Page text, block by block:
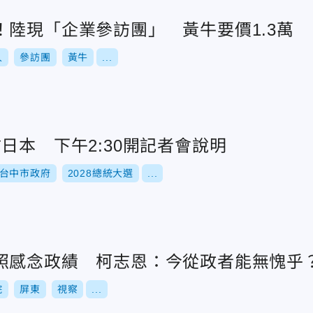
陸現「企業參訪團」 黃牛要價1.3萬
參訪團 黃牛
本 下午2:30開記者會說明
中市政府 2028總統大選
感念政績 柯志恩：今從政者能無愧乎
屏東 視察